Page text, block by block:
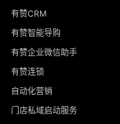
有赞CRM
有赞智能导购
有赞企业微信助手
有赞连锁
自动化营销
门店私域启动服务